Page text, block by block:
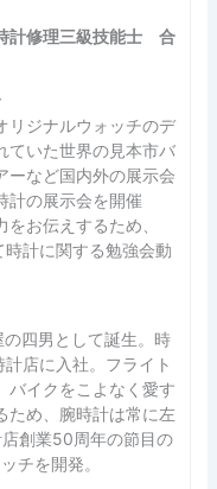
計修理三級技能士 合
リジナルウォッチのデ
ていた世界の見本市バ
ーなど国内外の展示会
計の展示会を開催
お伝えするため、
時計に関する勉強会動
四男として誕生。時
店に入社。フライト
バイクをこよなく愛す
ため、腕時計は常に左
創業50周年の節目の
チを開発。